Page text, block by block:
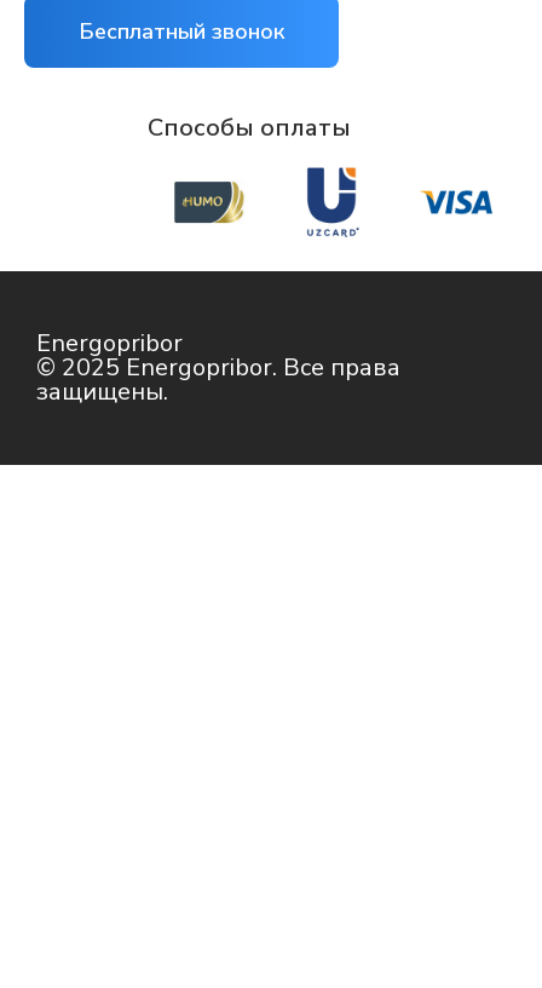
Бесплатный звонок
Способы оплаты
Energopribor
© 2025 Energopribor. Все права
защищены.